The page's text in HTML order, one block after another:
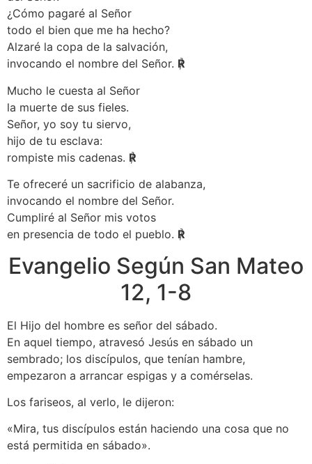
¿Cómo pagaré al Señor
todo el bien que me ha hecho?
Alzaré la copa de la salvación,
invocando el nombre del Señor. ℟
Mucho le cuesta al Señor
la muerte de sus fieles.
Señor, yo soy tu siervo,
hijo de tu esclava:
rompiste mis cadenas. ℟
Te ofreceré un sacrificio de alabanza,
invocando el nombre del Señor.
Cumpliré al Señor mis votos
en presencia de todo el pueblo. ℟
Evangelio Según San Mateo
12, 1-8
El Hijo del hombre es señor del sábado.
En aquel tiempo, atravesó Jesús en sábado un
sembrado; los discípulos, que tenían hambre,
empezaron a arrancar espigas y a comérselas.
Los fariseos, al verlo, le dijeron:
«Mira, tus discípulos están haciendo una cosa que no
está permitida en sábado».